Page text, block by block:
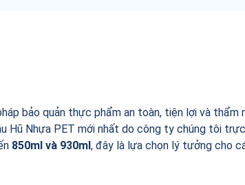
bảo quản thực phẩm an toàn, tiện lợi và thẩm
Hũ Nhựa PET mới nhất do công ty chúng tôi
850ml và 930ml, đây là lựa chọn lý tưởng cho